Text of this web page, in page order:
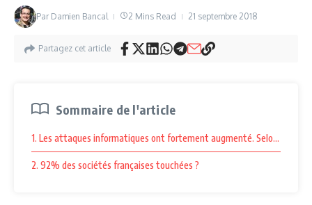
Par Damien Bancal 2 Mins Read 21 septembre 2018
Partagez cet article
Sommaire de l'article
1. Les attaques informatiques ont fortement augmenté. Selon une
2. 92% des sociétés françaises touchées ?